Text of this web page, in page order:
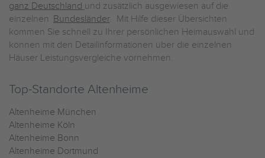
ganz Deutschland und zusätzlich ausgewiesen auf die
einzelnen Bundesländer. Mit Hilfe dieser Übersichten
kommen Sie schnell zu Ihrer persönlichen Heimauswahl und
können mit den Detailinformationen über die einzelnen
Häuser Leistungsvergleiche vornehmen.
Top-Standorte Altenheime
Altenheime München
Altenheime Köln
Altenheime Bonn
Altenheime Dortmund